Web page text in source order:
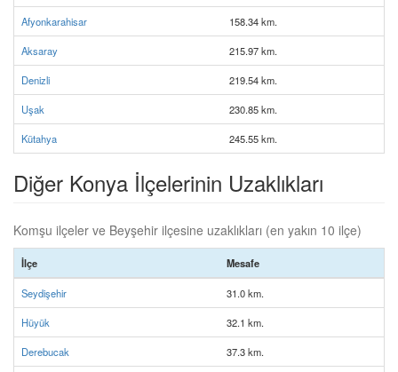
Afyonkarahisar 158.34 km.
Aksaray 215.97 km.
Denizli 219.54 km.
Uşak 230.85 km.
Kütahya 245.55 km.
Diğer Konya İlçelerinin Uzaklıkları
Komşu ilçeler ve Beyşehir ilçesine uzaklıkları (en yakın 10 ilçe)
İlçe Mesafe
Seydişehir 31.0 km.
Hüyük 32.1 km.
Derebucak 37.3 km.